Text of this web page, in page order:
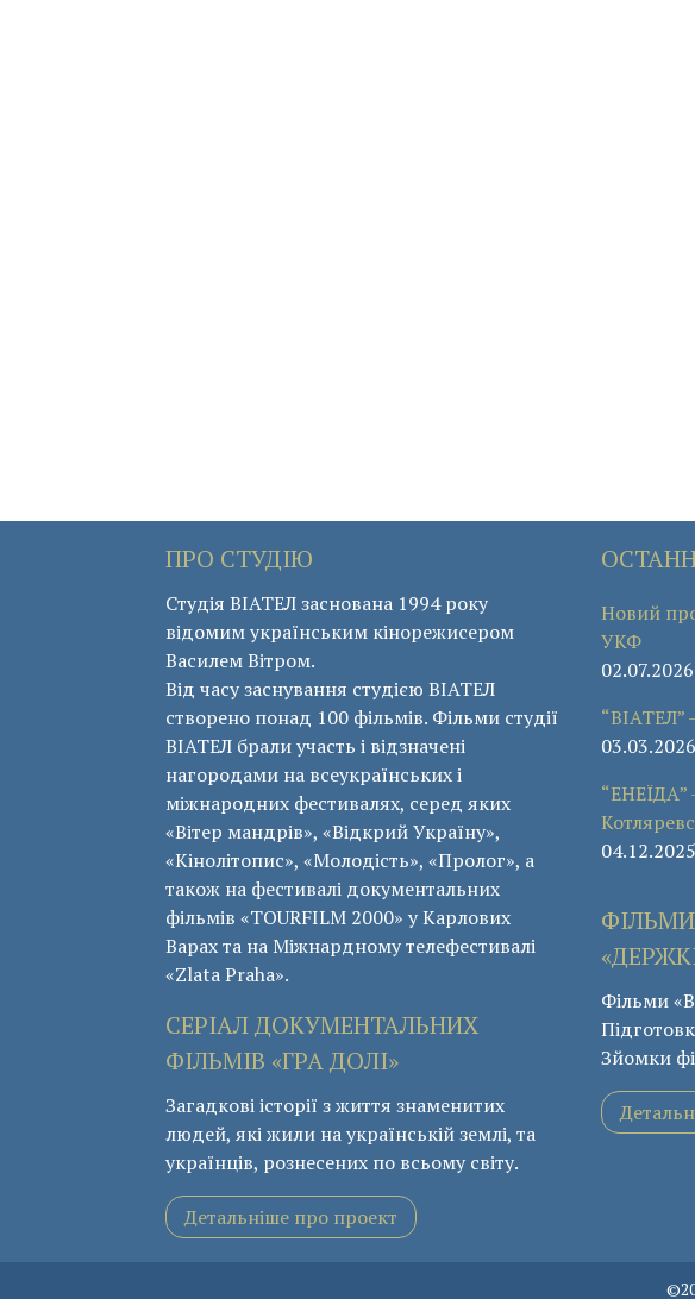
ПРО СТУДІЮ
Студія ВІАТЕЛ заснована 1994 року
відомим українським кінорежисером
Василем Вітром.
Від часу заснування студією ВІАТЕЛ
створено понад 100 фільмів. Фільми студії
ВІАТЕЛ брали участь і відзначені
нагородами на всеукраїнських і
міжнародних фестивалях, серед яких
«Вітер мандрів», «Відкрий Україну»,
«Кінолітопис», «Молодість», «Пролог», а
також на фестивалі документальних
фільмів «ТОURFILM 2000» у Карлових
Варах та на Міжнардному телефестивалі
«Zlata Praha».
СЕРІАЛ ДОКУМЕНТАЛЬНИХ
ФІЛЬМІВ «ГРА ДОЛІ»
Загадкові історії з життя знаменитих
людей, які жили на українській землі, та
українців, рознесених по всьому світу.
Детальніше про проект
Новий
УКФ
02.07.2026
“ВІАТЕЛ”
03.03.2026
“ЕНЕЇДА”
04.12.2025
Фільми
Зйомки